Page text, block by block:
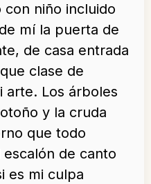
niño incluido
mí la puerta de
de casa entrada
clase de
arte. Los árboles
y la cruda
que todo
de canto
es mi culpa